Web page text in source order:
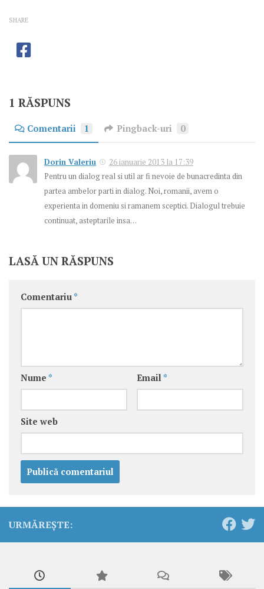
SHARE
1 RĂSPUNS
Comentarii 1 Pingback-uri 0
Dorin Valeriu
26 ianuarie 2013 la 17:39
Pentru un dialog real si util ar fi nevoie de bunacredinta din
partea ambelor parti in dialog. Noi, romanii, avem o
experienta in domeniu si ramanem sceptici. Dialogul trebuie
continuat, asteptarile insa…
LASĂ UN RĂSPUNS
Comentariu *
Nume * Email *
Site web
URMĂREȘTE: